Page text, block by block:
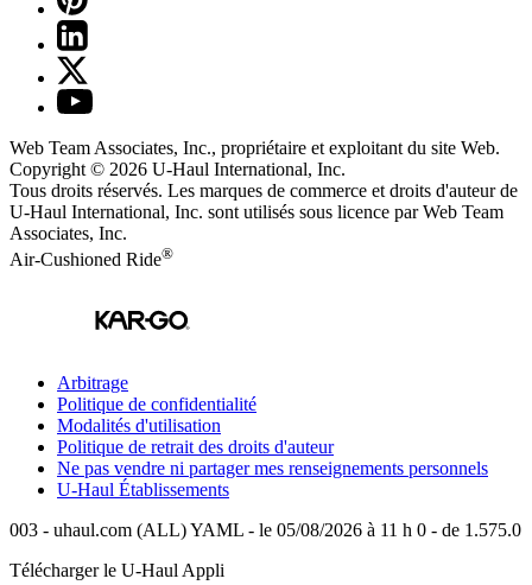
Web Team Associates, Inc., propriétaire et exploitant du site Web.
Copyright © 2026 U-Haul International, Inc.
Tous droits réservés. Les marques de commerce et droits d'auteur de
U-Haul International, Inc. sont utilisés sous licence par Web Team
Associates, Inc.
Air-Cushioned Ride®
Arbitrage
Politique de confidentialité
Modalités d'utilisation
Politique de retrait des droits d'auteur
Ne pas vendre ni partager mes renseignements personnels
U-Haul Établissements
003 - uhaul.com (ALL) YAML - le 05/08/2026 à 11 h 0 - de 1.575.0
Télécharger le U-Haul Appli